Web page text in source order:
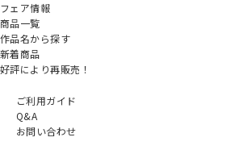
フェア情報
商品一覧
作品名から探す
新着商品
好評により再販売！
ご利用ガイド
Q&A
お問い合わせ